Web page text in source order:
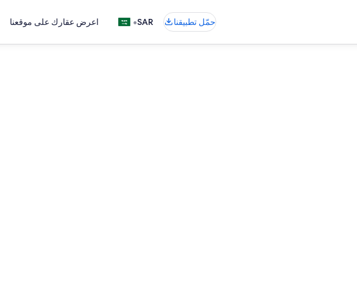
حمّل تطبيقنا SAR
• اعرض عقارك على موقعنا